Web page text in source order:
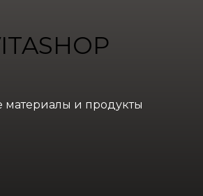
материалы и продукты